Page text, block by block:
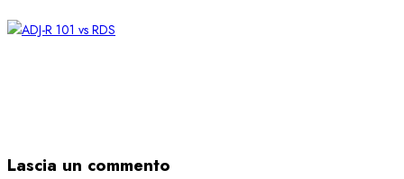
Lascia un commento